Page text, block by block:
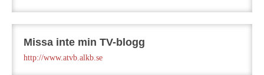
Missa inte min TV-blogg
http://www.atvb.alkb.se